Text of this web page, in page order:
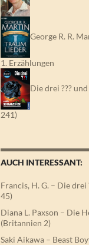
George R. R.
1. Erzählungen
Die drei ???
241)
AUCH INTERESSANT:
Francis, H. G. – Die drei
45)
Diana L. Paxson – Die
(Britannien 2)
Saki Aikawa – Beast